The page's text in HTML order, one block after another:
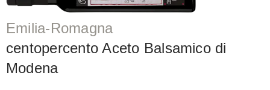
Emilia-Romagna
centopercento Aceto Balsamico di
Modena